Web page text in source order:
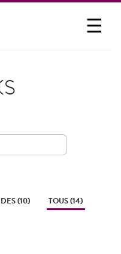
☰
(10) TOUS (14)